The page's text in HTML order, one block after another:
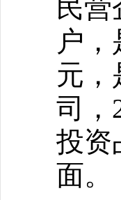
民
户
元，
司，
投资
面。